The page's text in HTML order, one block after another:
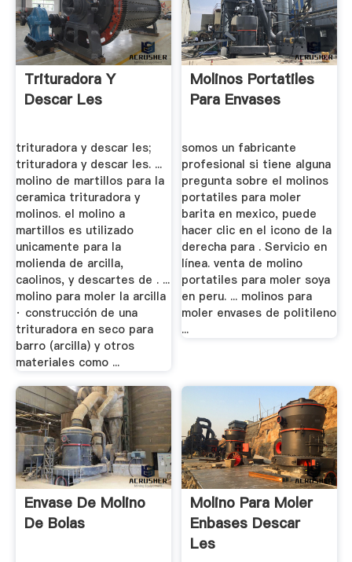
Trituradora Y
Descar Les
trituradora y descar les;
trituradora y descar les. ...
molino de martillos para la
ceramica trituradora y
molinos. el molino a
martillos es utilizado
unicamente para la
molienda de arcilla,
caolinos, y descartes de . ...
molino para moler la arcilla
· construcción de una
trituradora en seco para
barro (arcilla) y otros
materiales como ...
Molinos Portatiles
Para Envases
somos un fabricante
profesional si tiene alguna
pregunta sobre el molinos
portatiles para moler
barita en mexico, puede
hacer clic en el icono de la
derecha para . Servicio en
línea. venta de molino
portatiles para moler soya
en peru. ... molinos para
moler envases de politileno
...
Envase De Molino
De Bolas
Molino Para Moler
Enbases Descar
Les